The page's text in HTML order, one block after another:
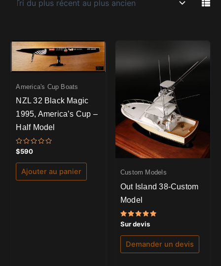
America's Cup Boats
NZL 32 Black Magic
1995, America’s Cup –
Half Model
Note
0
sur
$590
Ajouter au panier Custom Models
Out Island 38-Custom
Model
Note
5.00
sur 5
Sur devis
Demander un devis